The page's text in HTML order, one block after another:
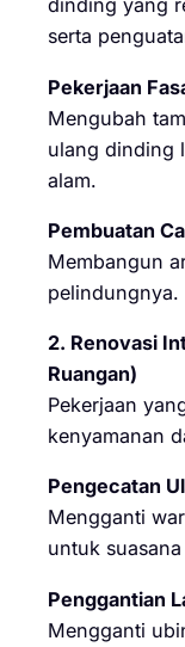
dinding yang
serta
Pekerjaan
Mengubah
ulang dinding
alam.
Pembuatan
Membangun
pelindungnya.
2. Renovasi
Ruangan)
Pekerjaan
kenyamanan
Pengecatan
Mengganti
untuk
Penggantian
Mengganti